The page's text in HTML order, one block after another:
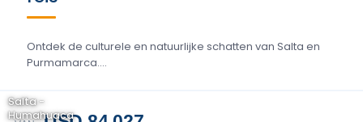
Ontdek de culturele en natuurlijke schatten van Salta en
Purmamarca....
Salta -
Humahuaca